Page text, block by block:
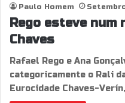
Paulo Homem
Rego esteve num
Chaves
Rafael Rego e Ana
categoricamente o Rali
Eurocidade Chaves-